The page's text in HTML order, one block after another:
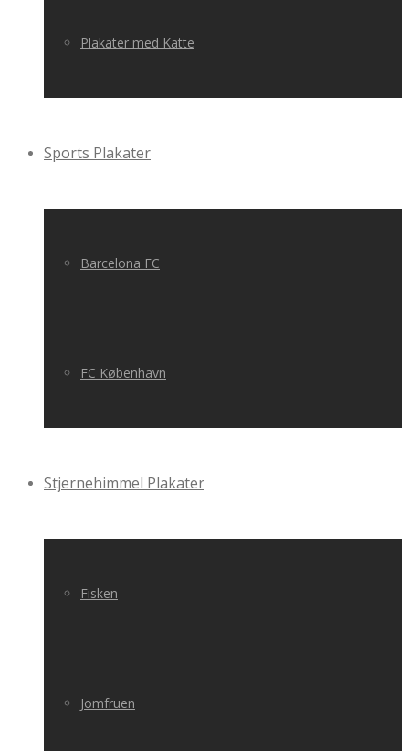
Plakater med Katte
Sports Plakater
Barcelona FC
FC København
Stjernehimmel Plakater
Fisken
Jomfruen